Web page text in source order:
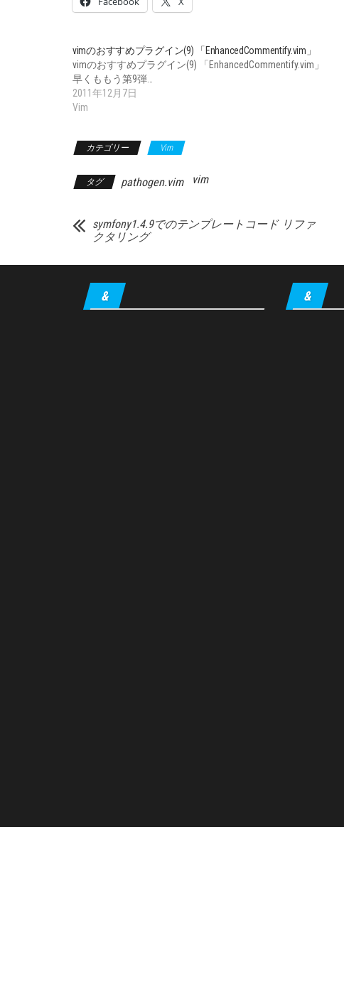
vimのおすすめプラグイン(9) 「EnhancedCommentify.vim」
vimのおすすめプラグイン(9) 「EnhancedCommentify.vim」
早くももう第9弾…
2011年12月7日
Vim
カテゴリー Vim
タグ pathogen.vim vim
symfony1.4.9でのテンプレートコード リファ
クタリング
& &